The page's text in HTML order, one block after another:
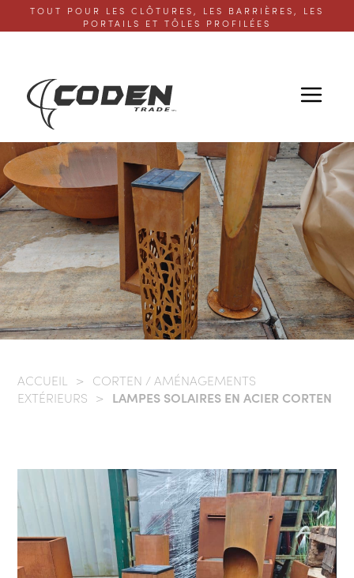
TOUT POUR LES CLÔTURES, LES BARRIÈRES, LES
PORTAILS ET TÔLES PROFILÉES
ACCUEIL / CORTEN / AMÉNAGEMENTS
EXTÉRIEURS
/ LAMPES SOLAIRES EN ACIER CORTEN